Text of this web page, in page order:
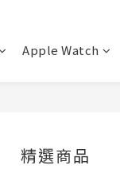
Apple Watch
精選商品